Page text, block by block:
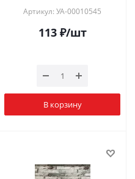
Артикул: УА-00010545
113₽/шт
В корзину